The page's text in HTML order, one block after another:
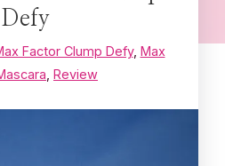
Defy
Factor Clump Defy, Max
Review